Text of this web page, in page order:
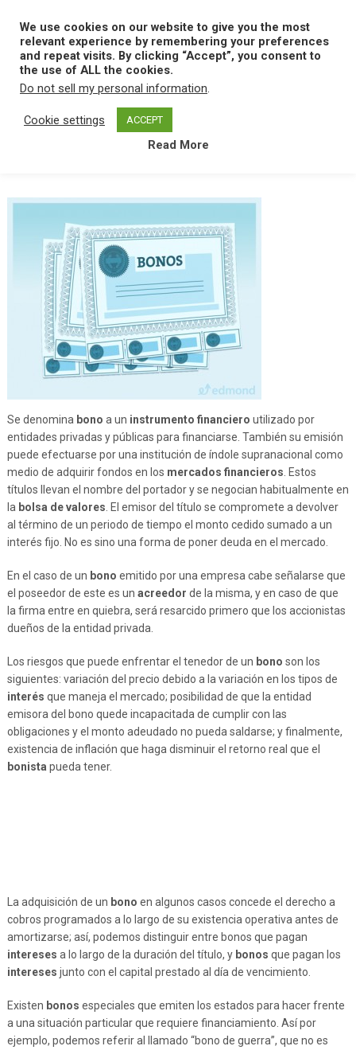
content
MENU
Home B Bono
Se denomina bono a un instrumento financiero utilizado por
entidades privadas y públicas para financiarse. También su emisión
puede efectuarse por una institución de índole supranacional como
medio de adquirir fondos en los mercados financieros . Estos
títulos llevan el nombre del portador y se negocian habitualmente en
la bolsa de valores . El emisor del título se compromete a devolver
al término de un periodo de tiempo el monto cedido sumado a un
interés fijo. No es sino una forma de poner deuda en el mercado.
En el caso de un bono emitido por una empresa cabe señalarse que
el poseedor de este es un acreedor de la misma, y en caso de que
la firma entre en quiebra, será resarcido primero que los accionistas
dueños de la entidad privada.
Los riesgos que puede enfrentar el tenedor de un bono son los
siguientes: variación del precio debido a la variación en los tipos de
interés que maneja el mercado; posibilidad de que la entidad
emisora del bono quede incapacitada de cumplir con las
obligaciones y el monto adeudado no pueda saldarse; y finalmente,
existencia de inflación que haga disminuir el retorno real que el
bonista pueda tener.
La adquisición de un bono en algunos casos concede el derecho a
cobros programados a lo largo de su existencia operativa antes de
amortizarse; así, podemos distinguir entre bonos que pagan
intereses a lo largo de la duración del título, y bonos que pagan los
intereses junto con el capital prestado al día de vencimiento.
Existen bonos especiales que emiten los estados para hacer frente
a una situación particular que requiere financiamiento. Así por
ejemplo, podemos referir al llamado “bono de guerra”, que no es
We use cookies on our website to give you the most
relevant experience by remembering your preferences
and repeat visits. By clicking “Accept”, you consent to
the use of ALL the cookies.
Do not sell my personal information.
Cookie settings ACCEPT
Read More